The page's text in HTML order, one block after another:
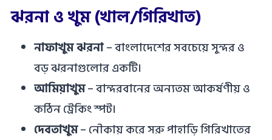
ঝরনা ও খুম (খাল/গিরিখাত)
নাফাখুম ঝরনা– বাংলাদেশের সবচেয়ে সুন্দর ও
বড় ঝরনাগুলোর একটি।
আমিয়াখুম– বান্দরবানের অন্যতম আকর্ষণীয় ও
কঠিন ট্রেকিং স্পট।
দেবতাখুম– নৌকায় করে সরু পাহাড়ি গিরিখাতের